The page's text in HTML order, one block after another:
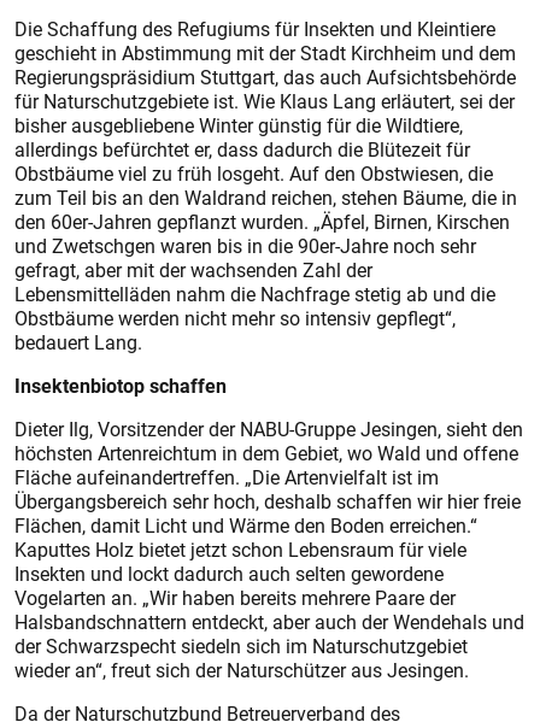
Die Schaffung des Refugiums für Insekten und Kleintiere
geschieht in Abstimmung mit der Stadt Kirchheim und dem
Regierungspräsidium Stuttgart, das auch Aufsichtsbehörde
für Naturschutzgebiete ist. Wie Klaus Lang erläutert, sei der
bisher ausgebliebene Winter günstig für die Wildtiere,
allerdings befürchtet er, dass dadurch die Blütezeit für
Obstbäume viel zu früh losgeht. Auf den Obstwiesen, die
zum Teil bis an den Waldrand reichen, stehen Bäume, die in
den 60er-Jahren gepflanzt wurden. „Äpfel, Birnen, Kirschen
und Zwetschgen waren bis in die 90er-Jahre noch sehr
gefragt, aber mit der wachsenden Zahl der
Lebensmittelläden nahm die Nachfrage stetig ab und die
Obstbäume werden nicht mehr so intensiv gepflegt“,
bedauert Lang.
Insektenbiotop schaffen
Dieter Ilg, Vorsitzender der NABU-Gruppe Jesingen, sieht den
höchsten Artenreichtum in dem Gebiet, wo Wald und offene
Fläche aufeinandertreffen. „Die Artenvielfalt ist im
Übergangsbereich sehr hoch, deshalb schaffen wir hier freie
Flächen, damit Licht und Wärme den Boden erreichen.“
Kaputtes Holz bietet jetzt schon Lebensraum für viele
Insekten und lockt dadurch auch selten gewordene
Vogelarten an. „Wir haben bereits mehrere Paare der
Halsbandschnattern entdeckt, aber auch der Wendehals und
der Schwarzspecht siedeln sich im Naturschutzgebiet
wieder an“, freut sich der Naturschützer aus Jesingen.
Da der Naturschutzbund Betreuerverband des